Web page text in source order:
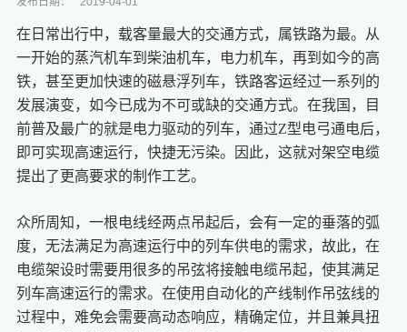
在日常出行中，载客量最大的交通方式，属铁路为最。从
一开始的蒸汽机车到柴油机车，电力机车，再到如今的高
铁，甚至更加快速的磁悬浮列车，铁路客运经过一系列的
发展演变，如今已成为不可或缺的交通方式。在我国，目
前普及最广的就是电力驱动的列车，通过Z型电弓通电后，
即可实现高速运行，快捷无污染。因此，这就对架空电缆
提出了更高要求的制作工艺。
众所周知，一根电线经两点吊起后，会有一定的垂落的弧
度，无法满足为高速运行中的列车供电的需求，故此，在
电缆架设时需要用很多的吊弦将接触电缆吊起，使其满足
列车高速运行的需求。在使用自动化的产线制作吊弦线的
过程中，难免会需要高动态响应，精确定位，并且兼具扭